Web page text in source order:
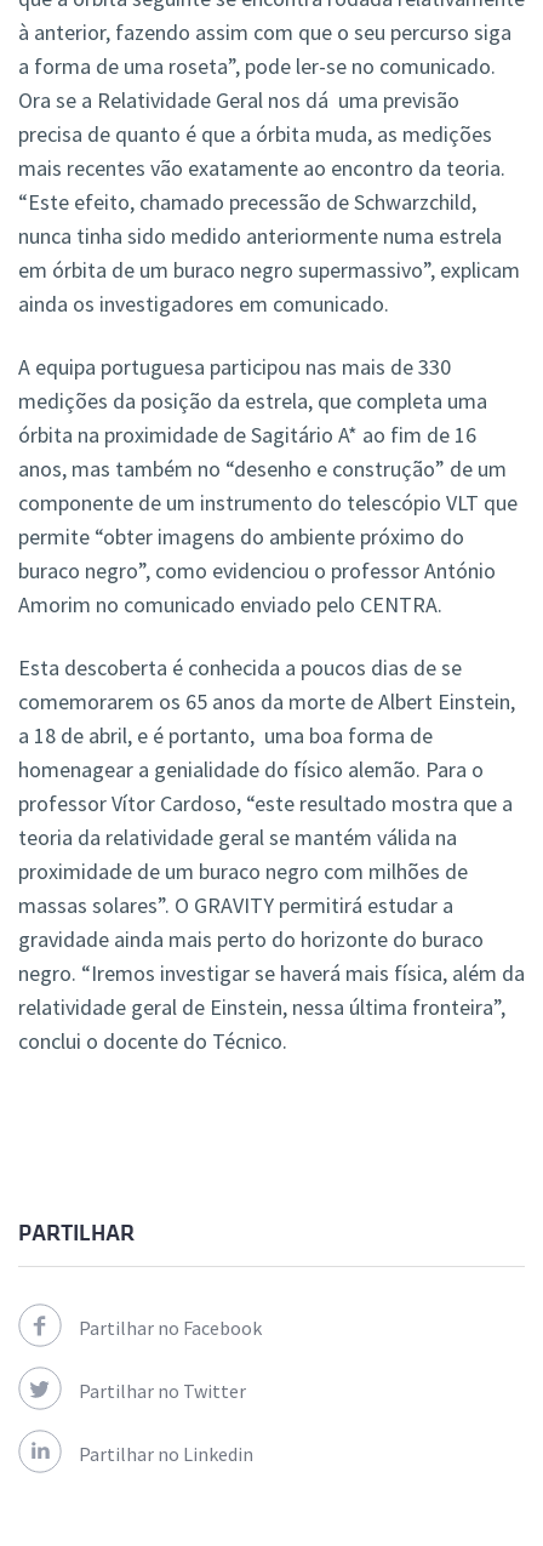
à anterior, fazendo assim com que o seu percurso siga
a forma de uma roseta”, pode ler-se no comunicado.
Ora se a Relatividade Geral nos dá uma previsão
precisa de quanto é que a órbita muda, as medições
mais recentes vão exatamente ao encontro da teoria.
“Este efeito, chamado precessão de Schwarzchild,
nunca tinha sido medido anteriormente numa estrela
em órbita de um buraco negro supermassivo”, explicam
ainda os investigadores em comunicado.
A equipa portuguesa participou nas mais de 330
medições da posição da estrela, que completa uma
órbita na proximidade de Sagitário A* ao fim de 16
anos, mas também no “desenho e construção” de um
componente de um instrumento do telescópio VLT que
permite “obter imagens do ambiente próximo do
buraco negro”, como evidenciou o professor António
Amorim no comunicado enviado pelo CENTRA.
Esta descoberta é conhecida a poucos dias de se
comemorarem os 65 anos da morte de Albert Einstein,
a 18 de abril, e é portanto, uma boa forma de
homenagear a genialidade do físico alemão. Para o
professor Vítor Cardoso, “este resultado mostra que a
teoria da relatividade geral se mantém válida na
proximidade de um buraco negro com milhões de
massas solares”. O GRAVITY permitirá estudar a
gravidade ainda mais perto do horizonte do buraco
negro. “Iremos investigar se haverá mais física, além da
relatividade geral de Einstein, nessa última fronteira”,
conclui o docente do Técnico.
PARTILHAR
Partilhar no Facebook
Partilhar no Twitter
Partilhar no Linkedin